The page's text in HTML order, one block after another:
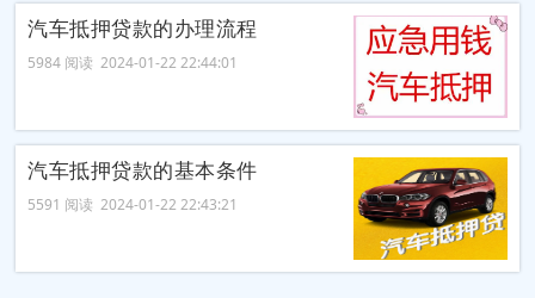
汽车抵押贷款的办理流程
5984 阅读 2024-01-22 22:44:01
汽车抵押贷款的基本条件
5591 阅读 2024-01-22 22:43:21